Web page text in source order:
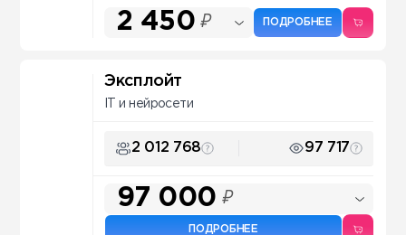
2 450 ₽ ПОДРОБНЕЕ
Эксплойт
IT и нейросети
2 012 768 97 717
97 000 ₽
ПОДРОБНЕЕ